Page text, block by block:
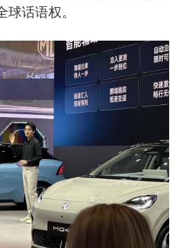
球话语权。